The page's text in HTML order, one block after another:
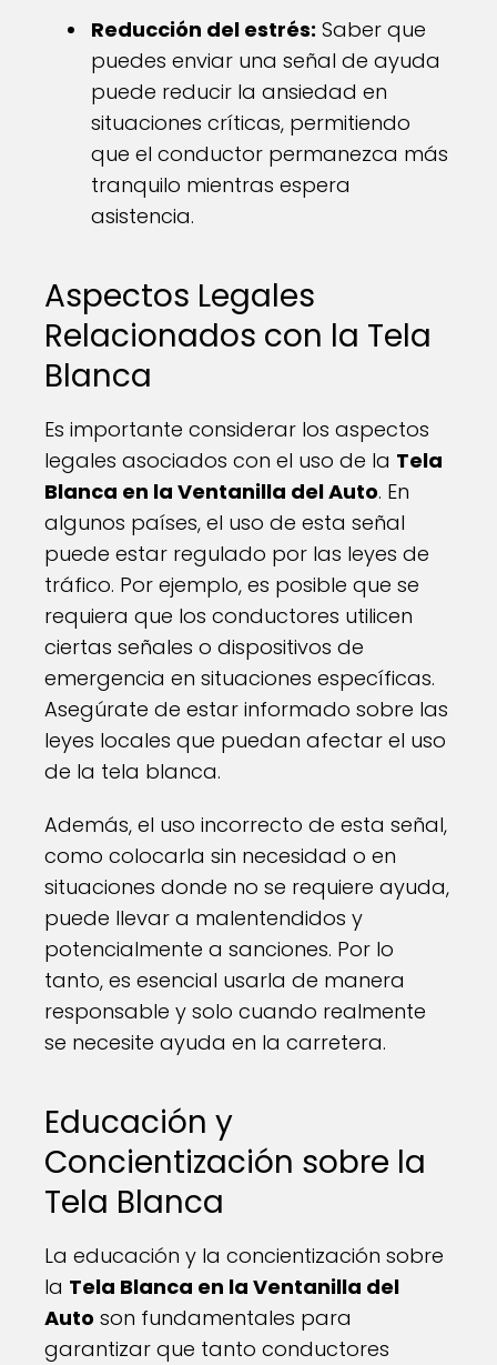
Reducción del estrés: Saber que
puedes enviar una señal de ayuda
puede reducir la ansiedad en
situaciones críticas, permitiendo
que el conductor permanezca más
tranquilo mientras espera
asistencia.
Aspectos Legales
Relacionados con la Tela
Blanca
Es importante considerar los aspectos
legales asociados con el uso de la Tela
Blanca en la Ventanilla del Auto. En
algunos países, el uso de esta señal
puede estar regulado por las leyes de
tráfico. Por ejemplo, es posible que se
requiera que los conductores utilicen
ciertas señales o dispositivos de
emergencia en situaciones específicas.
Asegúrate de estar informado sobre las
leyes locales que puedan afectar el uso
de la tela blanca.
Además, el uso incorrecto de esta señal,
como colocarla sin necesidad o en
situaciones donde no se requiere ayuda,
puede llevar a malentendidos y
potencialmente a sanciones. Por lo
tanto, es esencial usarla de manera
responsable y solo cuando realmente
se necesite ayuda en la carretera.
Educación y
Concientización sobre la
Tela Blanca
La educación y la concientización sobre
la Tela Blanca en la Ventanilla del
Auto son fundamentales para
garantizar que tanto conductores